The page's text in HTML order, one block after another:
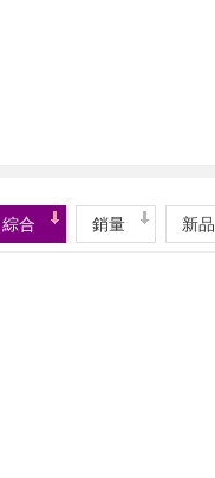
新品
銷量
綜合